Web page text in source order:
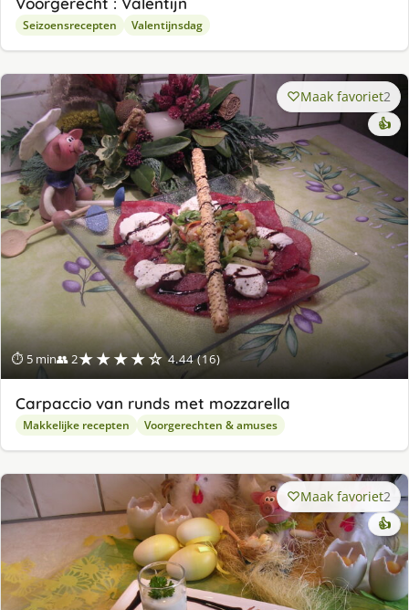
Seizoensrecepten Valentijnsdag
⏱ 5 min👥 2★★★★☆ 4.44 (16)
Maak favoriet2
👍
Carpaccio van runds met mozzarella
Makkelijke recepten Voorgerechten & amuses
Maak favoriet2
👍